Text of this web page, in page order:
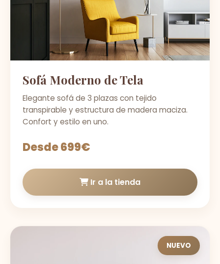
Sofá Moderno de Tela
Elegante sofá de 3 plazas con tejido
transpirable y estructura de madera maciza.
Confort y estilo en uno.
Desde 699€
Ir a la tienda
NUEVO